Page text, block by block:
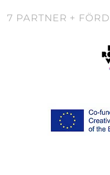
7 PARTNER +